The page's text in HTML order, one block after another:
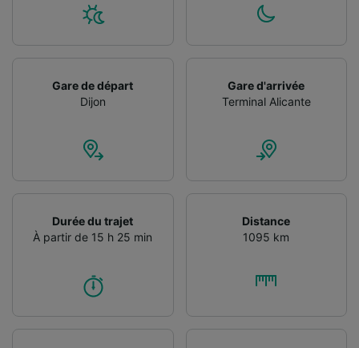
Gare de départ
Dijon
Gare d'arrivée
Terminal Alicante
Durée du trajet
À partir de 15 h 25 min
Distance
1095 km